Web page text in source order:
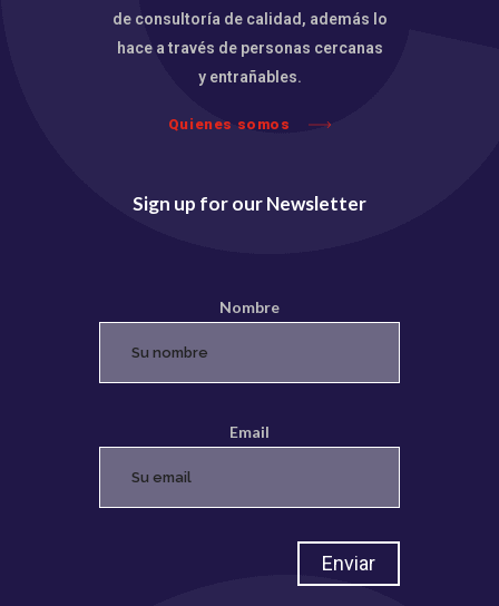
de consultoría de calidad, además lo
hace a través de personas cercanas
y entrañables.
Quienes somos
Sign up for our Newsletter
Nombre
Email